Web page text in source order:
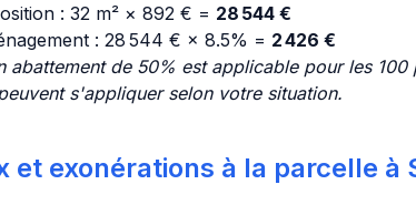
: 32 m² × 892 € = 28 544 €
: 28 544 € × 8.5% = 2 426 €
abattement de 50% est applicable pour les
s'appliquer selon votre situation.
et exonérations à la parcelle